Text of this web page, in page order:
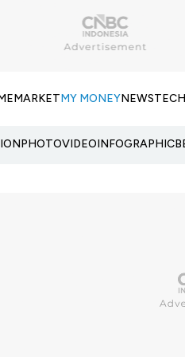
MARKETMY MONEYNEWSTECH
PHOTOVIDEOINFOGRAPHIC